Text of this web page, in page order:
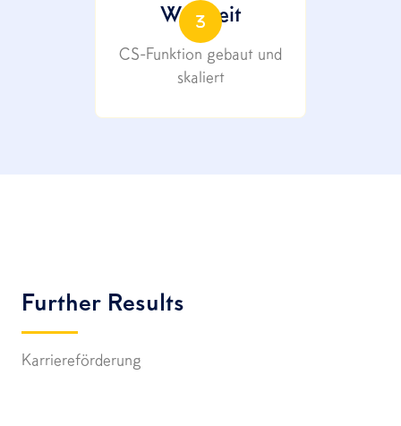
3
Weltweit
CS-Funktion gebaut und
skaliert
Further Results
Karriereförderung